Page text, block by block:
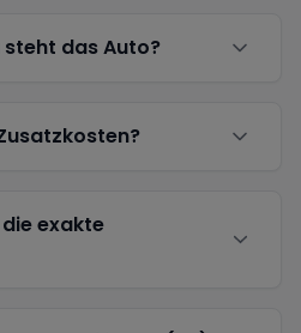
das Auto?
exakte